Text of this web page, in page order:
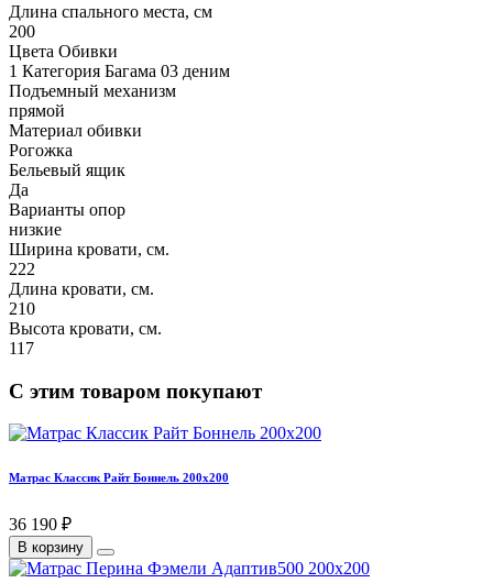
Длина спального места, см
200
Цвета Обивки
1 Категория Багама 03 деним
Подъемный механизм
прямой
Материал обивки
Рогожка
Бельевый ящик
Да
Варианты опор
низкие
Ширина кровати, см.
222
Длина кровати, см.
210
Высота кровати, см.
117
С этим товаром покупают
Матрас Классик Райт Боннель 200х200
36 190 ₽
В корзину